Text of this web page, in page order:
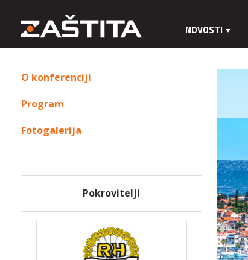
NOVOSTI
O konferenciji
Program
Fotogalerija
Pokrovitelji